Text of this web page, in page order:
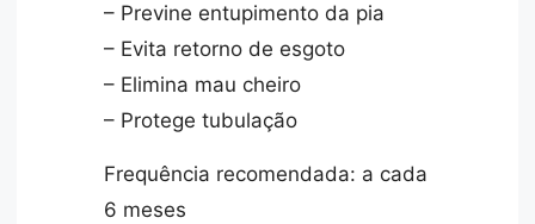
– Previne entupimento da pia
– Evita retorno de esgoto
– Elimina mau cheiro
– Protege tubulação
Frequência recomendada: a cada
6 meses